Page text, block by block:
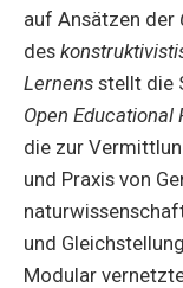
auf Ansätzen der
des
Lernens stellt die
Open Educational
die zur
und Praxis von
und
Modular